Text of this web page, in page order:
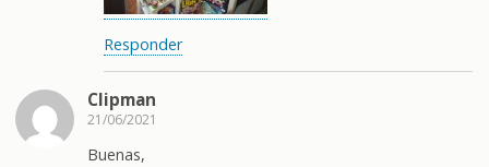
Responder
Clipman
21/06/2021
Buenas,